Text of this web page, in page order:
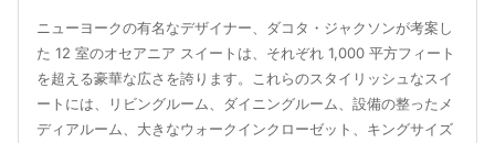
ニューヨークの有名なデザイナー、ダコタ・ジャクソンが考案し
た 12 室のオセアニア スイートは、それぞれ 1,000 平方フィート
を超える豪華な広さを誇ります。これらのスタイリッシュなスイ
ートには、リビングルーム、ダイニングルーム、設備の整ったメ
ディアルーム、大きなウォークインクローゼット、キングサイズ